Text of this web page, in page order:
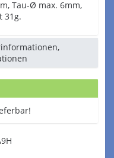
Tau-Ø max. 6mm,
31g.